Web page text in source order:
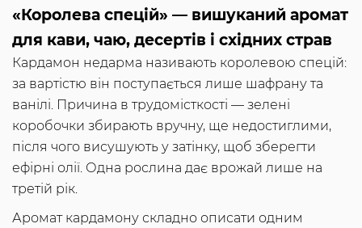
«Королева спецій» — вишуканий аромат
для кави, чаю, десертів і східних страв
Кардамон недарма називають королевою спецій:
за вартістю він поступається лише шафрану та
ванілі. Причина в трудомісткості — зелені
коробочки збирають вручну, ще недостиглими,
після чого висушують у затінку, щоб зберегти
ефірні олії. Одна рослина дає врожай лише на
третій рік.
Аромат кардамону складно описати одним